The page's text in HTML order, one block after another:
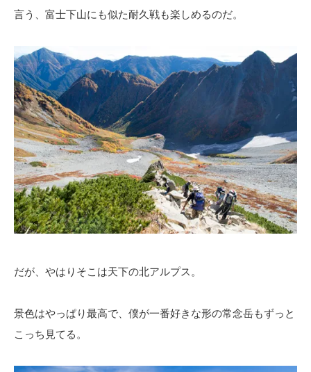
言う、富士下山にも似た耐久戦も楽しめるのだ。
だが、やはりそこは天下の北アルプス。
景色はやっぱり最高で、僕が一番好きな形の常念岳もずっと
こっち見てる。